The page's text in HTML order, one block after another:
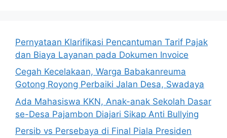
Pernyataan Klarifikasi Pencantuman Tarif Pajak
dan Biaya Layanan pada Dokumen Invoice
Cegah Kecelakaan, Warga Babakanreuma
Gotong Royong Perbaiki Jalan Desa, Swadaya
Ada Mahasiswa KKN, Anak-anak Sekolah Dasar
se-Desa Pajambon Diajari Sikap Anti Bullying
Persib vs Persebaya di Final Piala Presiden